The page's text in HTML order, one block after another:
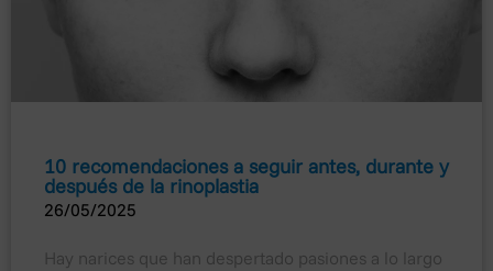
10 recomendaciones a seguir antes, durante y
después de la rinoplastia
26/05/2025
Hay narices que han despertado pasiones a lo largo